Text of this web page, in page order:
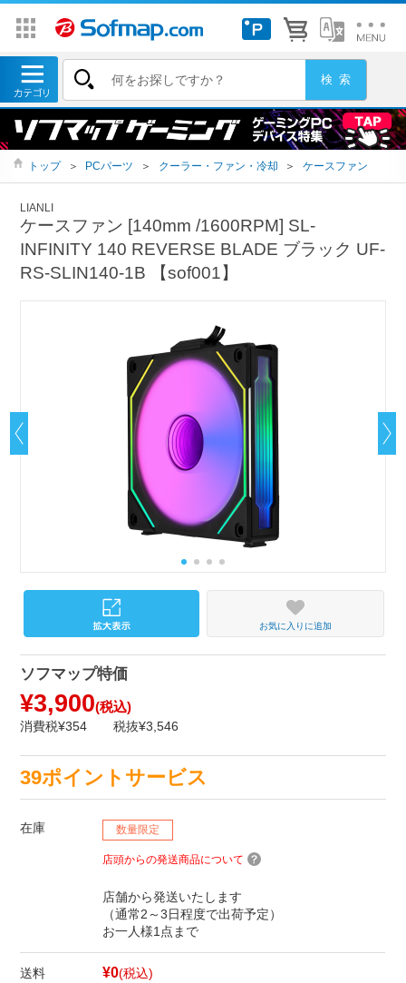
トップ ＞ PCパーツ ＞ クーラー・ファン・冷却 ＞ ケースファン
LIANLI
ケースファン [140mm /1600RPM] SL-
INFINITY 140 REVERSE BLADE ブラック UF-
RS-SLIN140-1B 【sof001】
お気に入りに追加
ソフマップ特価
¥3,900(税込)
消費税¥354 税抜¥3,546
39ポイントサービス
在庫 数量限定
店頭からの発送商品について
店舗から発送いたします
（通常2～3日程度で出荷予定）
お一人様1点まで
送料 ¥0(税込)